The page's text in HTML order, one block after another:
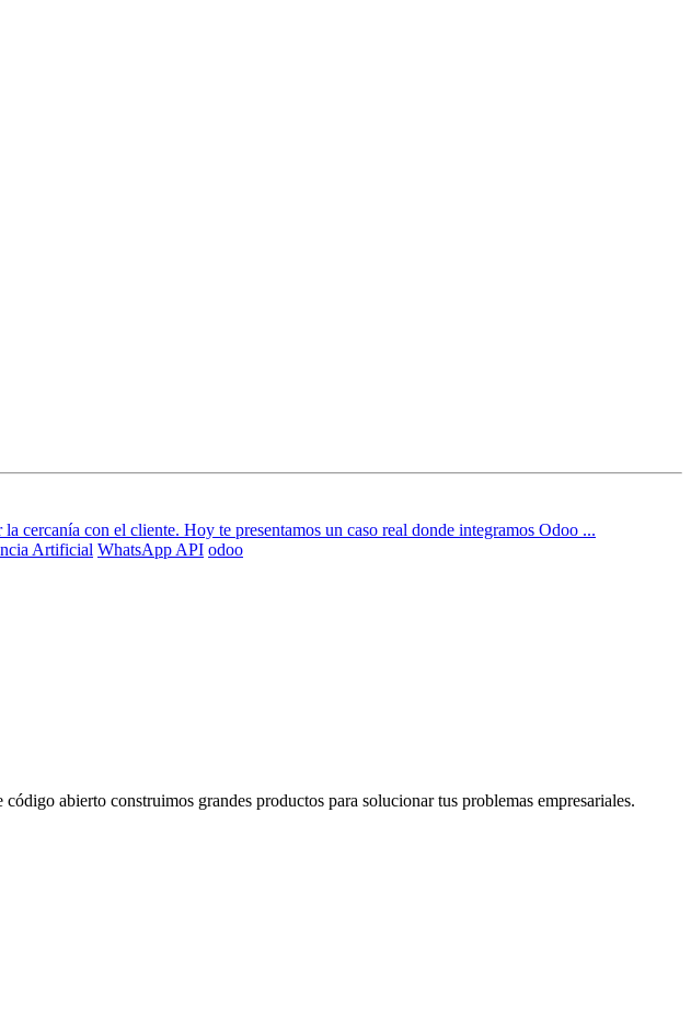
cercanía con el cliente. Hoy te presentamos un caso real donde integramos Odoo ...
Artificial WhatsApp API odoo
abierto construimos grandes productos para solucionar tus problemas empresariales.